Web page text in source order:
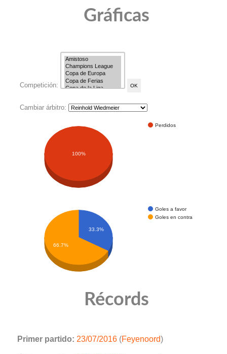
Gráficas
Competición:
Cambiar árbitro:
Perdidos
100%
Goles a favor
Goles en contra
33.3%
66.7%
Récords
Primer partido: 23/07/2016 (Feyenoord)